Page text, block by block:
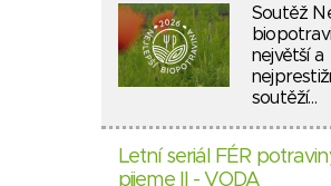
Soutěž
největší a
soutěží…
Letní seriál FÉR
pijeme II - VODA